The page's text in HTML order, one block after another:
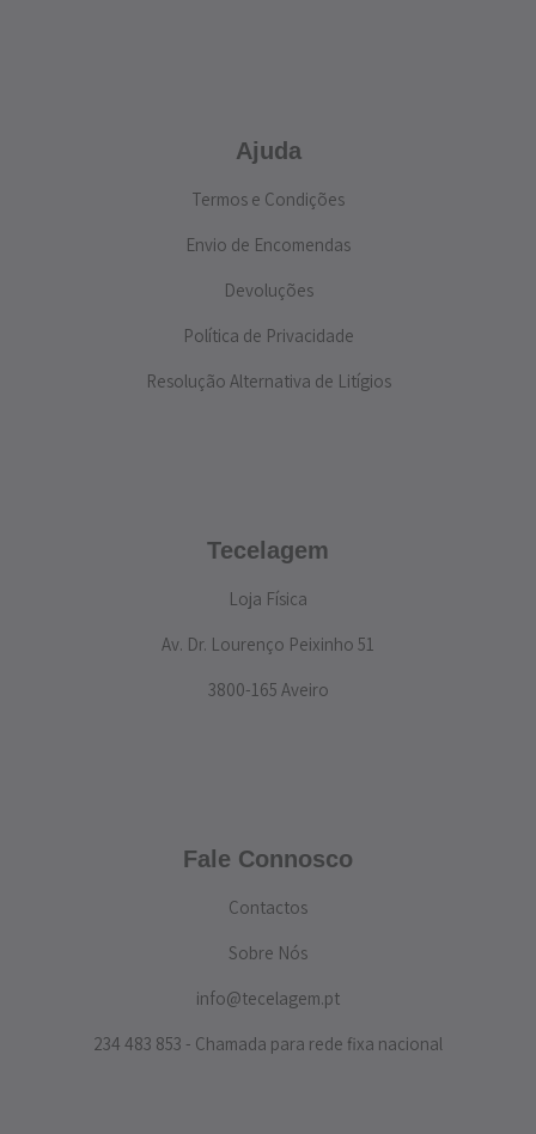
Ajuda
Termos e Condições
Envio de Encomendas
Devoluções
Política de Privacidade
Resolução Alternativa de Litígios
Tecelagem
Loja Física
Av. Dr. Lourenço Peixinho 51
3800-165 Aveiro
Fale Connosco
Contactos
Sobre Nós
info@tecelagem.pt
234 483 853 - Chamada para rede fixa nacional